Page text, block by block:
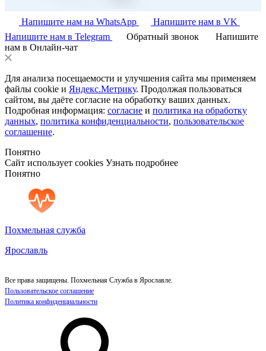
Напишите нам на WhatsApp
Напишите нам в VK
Напишите нам в Telegram
Обратный звонок
Напишите
нам в Онлайн-чат
Для анализа посещаемости и улучшения сайта мы применяем
файлы cookie и Яндекс.Метрику. Продолжая пользоваться
сайтом, вы даёте согласие на обработку ваших данных.
Подробная информация: согласие и политика на обработку
данных, политика конфиденциальности, пользовательское
соглашение.
Понятно
Сайт использует cookies Узнать подробнее
Понятно
Похмельная служба
Ярославль
Все права защищены. Похмельная Служба в Ярославле.
Пользовательское соглашение
Политика конфиденциальности